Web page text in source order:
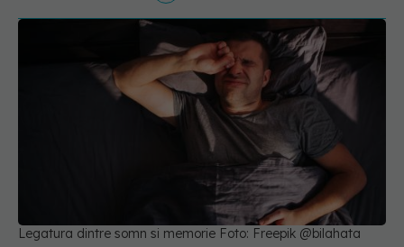
Legatura dintre somn si memorie Foto: Freepik @bilahata